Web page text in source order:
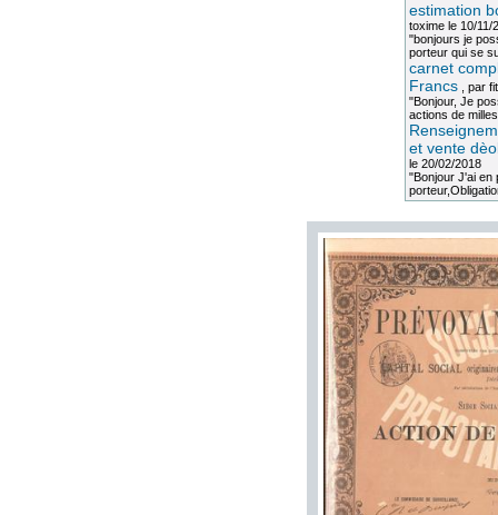
estimation
toximele 10/11/
"bonjours je
porteur qui se
carnet
Francs, par
"Bonjour, Je
actions de
et vente
le 20/02/2018
"Bonjour J'ai en